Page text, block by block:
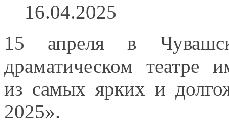
16.04.2025
15 апреляв
драматическом театре
из самых ярких и
2025».